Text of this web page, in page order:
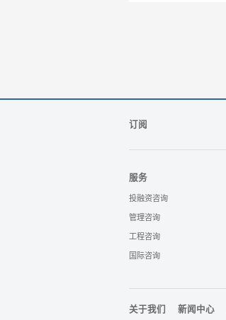
订阅
服务
投融资咨询
管理咨询
工程咨询
国际咨询
关于我们 新闻中心